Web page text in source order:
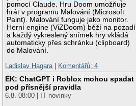
pomocí Claude. Hru Doom umožňuje
hrát v programu Malování (Microsoft
Paint). Malování funguje jako monitor.
Herní engine (ViZDoom) běží na pozadí
a každý vykreslený snímek hry vkládá
automaticky přes schránku (clipboard)
do Malování.
Ladislav Hagara | Komentářů: 4
EK: ChatGPT i Roblox mohou spadat
pod přísnější pravidla
6.8. 08:00 | IT novinky